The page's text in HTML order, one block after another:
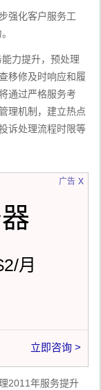
强化客户服务工
力提升，预处理
移修及时响应和履
通过严格服务考
理机制，建立热点
诉处理流程时限等
广告
月
立即咨询 >
x
2011年服务提升